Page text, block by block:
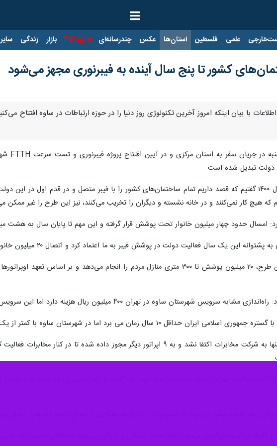
علمی فلسطین استان‌ها عکس چندرسانه‌ای ایرنا TV بازار زندگی سایر
کشور تا پنج سال آینده به فیبرنوری مجهز می‌شود